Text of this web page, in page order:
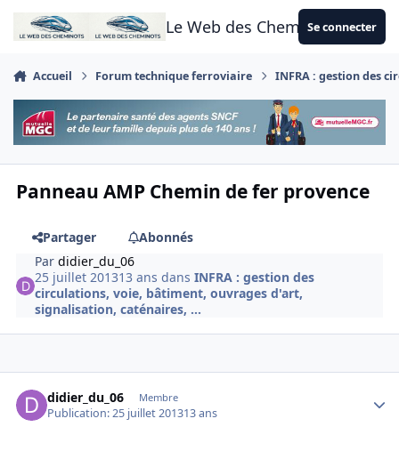
Aller au contenu
Le Web des CheminotsSe connecter
Accueil Forum technique ferroviaire INFRA : gestion des
Panneau AMP Chemin de fer provence
Partager
Abonnés
Pardidier_du_06
25 juillet 201313 ans dansINFRA : gestion des
circulations, voie, bâtiment, ouvrages d'art,
signalisation, caténaires, ...
didier_du_06 Membre
Publication:25 juillet 201313 ans